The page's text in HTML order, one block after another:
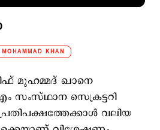
KHAN
മുഹമ്മദ് ഖാനെ
സംസ്ഥാന സെക്രട്ടറി
വലിയ